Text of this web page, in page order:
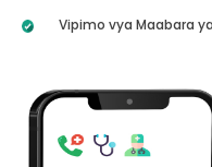
Vipimo vya Maabara